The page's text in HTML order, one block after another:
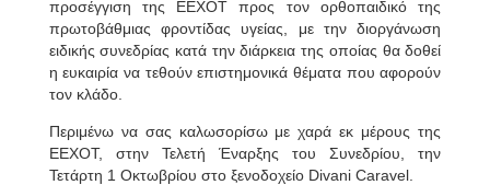
προσέγγιση της ΕΕΧΟΤ προς τον ορθοπαιδικό της
πρωτοβάθμιας φροντίδας υγείας, με την διοργάνωση
ειδικής συνεδρίας κατά την διάρκεια της οποίας θα δοθεί
η ευκαιρία να τεθούν επιστημονικά θέματα που αφορούν
τον κλάδο.
Περιμένω να σας καλωσορίσω με χαρά εκ μέρους της
ΕΕΧΟΤ, στην Τελετή Έναρξης του Συνεδρίου, την
Τετάρτη 1 Οκτωβρίου στο ξενοδοχείο Divani Caravel.